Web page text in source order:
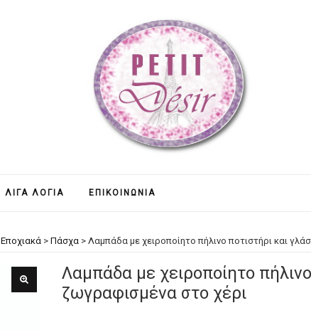
ΛΊΓΑ ΛΌΓΙΑ ΕΠΙΚΟΙΝΩΝΊΑ
Εποχιακά > Πάσχα > Λαμπάδα με χειροποίητο πήλινο ποτιστήρι και
Λαμπάδα με χειροποίητο
ζωγραφισμένα στο χέρι